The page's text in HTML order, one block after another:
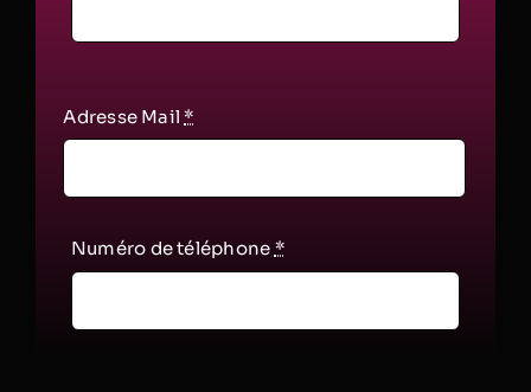
Adresse Mail *
Numéro de téléphone *